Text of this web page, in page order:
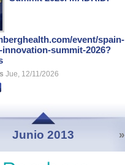
event/spain-
innovation-summit-2026?
Jue, 12/11/2026
Junio 2013 »